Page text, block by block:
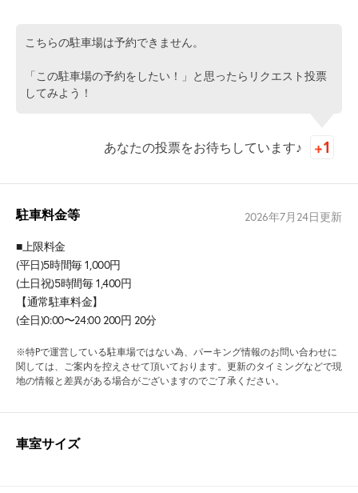
こちらの駐車場は予約できません。
「この駐車場の予約をしたい！」と思ったらリクエスト投票
してみよう！
あなたの投票をお待ちしています♪
駐車料金等 2026年7月24日更新
■上限料金
(平日)5時間毎 1,000円
(土日祝)5時間毎 1,400円
【通常駐車料金】
(全日)0:00〜24:00 200円 20分
※特Pで運営している駐車場ではない為、パーキング情報のお問い合わせに
関しては、ご案内を控えさせて頂いております。更新のタイミングなどで現
地の情報と差異がある場合がございますのでご了承ください。
車室サイズ